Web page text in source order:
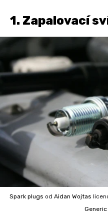
1. Zapalovací
Spark plugs od Aidan Wojtas
Generic